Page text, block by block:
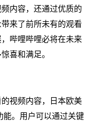
内容，还通过优质的
来了前所未有的观看
哔哩哔哩必将在未来
喜和满足。
视频内容，日本欧美
能。用户可以通过关键